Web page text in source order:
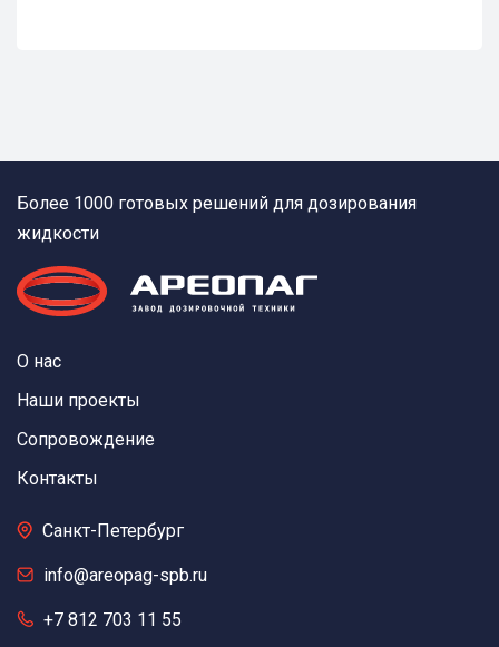
Более 1000 готовых решений для дозирования
жидкости
О нас
Наши проекты
Сопровождение
Контакты
Санкт-Петербург
info@areopag-spb.ru
+7 812 703 11 55